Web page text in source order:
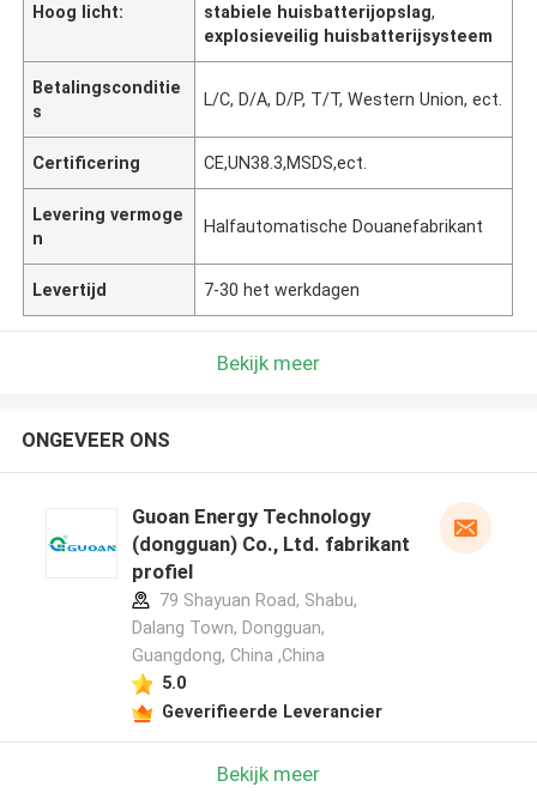
Hoog licht:
stabiele huisbatterijopslag,
explosieveilig huisbatterijsysteem
Betalingsconditie
s
L/C, D/A, D/P, T/T, Western Union, ect.
Certificering CE,UN38.3,MSDS,ect.
Levering vermoge
n
Halfautomatische Douanefabrikant
Levertijd 7-30 het werkdagen
Bekijk meer
ONGEVEER ONS
Guoan Energy Technology
(dongguan) Co., Ltd. fabrikant
profiel
79 Shayuan Road, Shabu,
Dalang Town, Dongguan,
Guangdong, China ,China
5.0
Geverifieerde Leverancier
Bekijk meer